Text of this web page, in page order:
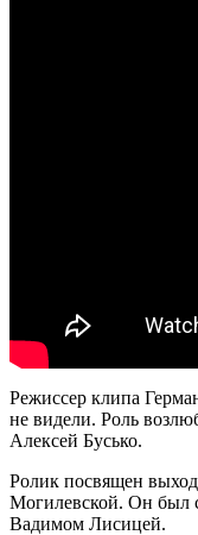
Режиссер клипа
не видели. Роль
Алексей Бусько.
Ролик посвящен
Могилевской. Он был
Вадимом Лисицей.